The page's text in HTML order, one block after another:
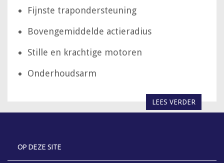
Fijnste trapondersteuning
Bovengemiddelde actieradius
Stille en krachtige motoren
Onderhoudsarm
LEES VERDER
OP DEZE SITE